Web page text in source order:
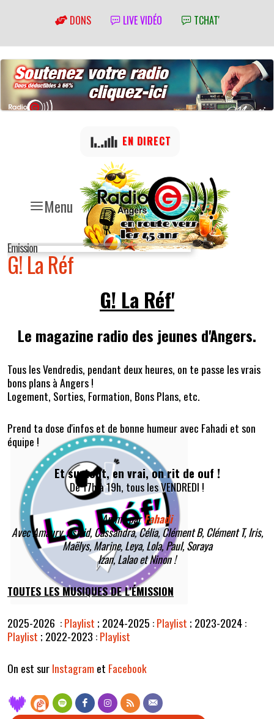
DONS LIVE VIDÉO TCHAT'
Menu
EN DIRECT
Emission
G! La Réf
G! La Réf'
Le magazine radio des jeunes d'Angers.
Tous les Vendredis, pendant deux heures, on te passe les vrais
bons plans à Angers !
Logement, Sorties, Formation, Bons Plans, etc.
Prend ta dose d'infos et de bonne humeur avec Fahadi et son
équipe !
Et surtout, en vrai, on rit de ouf !
De 17h à 19h, tous les VENDREDI !
Animé parFahadi
Avec Amaury, Astrid, Cassandra, Célia, Clément B, Clément T, Iris,
Maëlys, Marine, Leya, Lola, Paul, Soraya
Izan, Lalao et Ninon !
TOUTES LES MUSIQUES DE L'ÉMISSION
2025-2026 :Playlist ; 2024-2025 :Playlist ; 2023-2024 :
Playlist ; 2022-2023 :Playlist
On est surInstagramet Facebook